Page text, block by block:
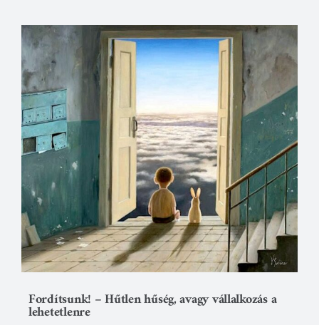
Fordítsunk! – Hűtlen hűség, avagy vállalkozás a
lehetetlenre